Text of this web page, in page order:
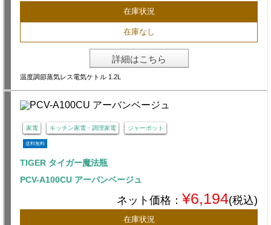
在庫状況
在庫なし
詳細はこちら
温度調節蒸気レス電気ケトル 1.2L
家電 キッチン家電・調理家電 ジャーポット
送料無料
TIGER タイガー魔法瓶
PCV-A100CU アーバンベージュ
ネット価格： ¥6,194(税込)
在庫状況